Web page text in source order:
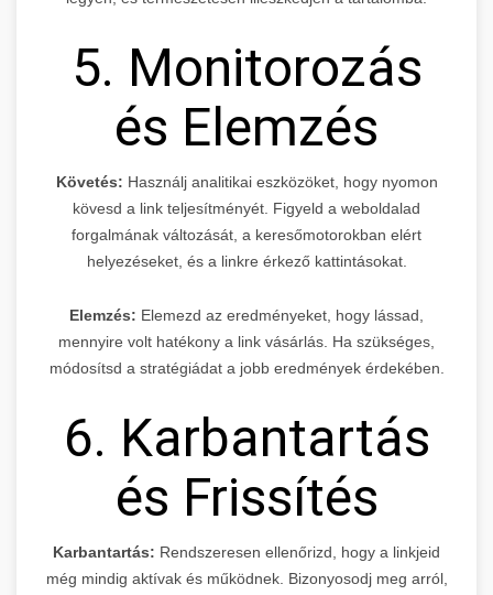
5. Monitorozás
és Elemzés
Követés: Használj analitikai eszközöket, hogy nyomon
kövesd a link teljesítményét. Figyeld a weboldalad
forgalmának változását, a keresőmotorokban elért
helyezéseket, és a linkre érkező kattintásokat.
Elemzés: Elemezd az eredményeket, hogy lássad,
mennyire volt hatékony a link vásárlás. Ha szükséges,
módosítsd a stratégiádat a jobb eredmények érdekében.
6. Karbantartás
és Frissítés
Karbantartás: Rendszeresen ellenőrizd, hogy a linkjeid
még mindig aktívak és működnek. Bizonyosodj meg arról,